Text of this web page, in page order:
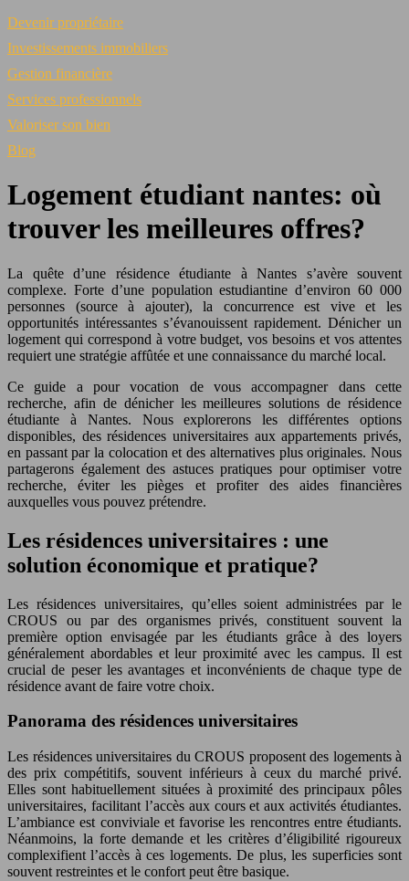
Devenir propriétaire
Investissements immobiliers
Gestion financière
Services professionnels
Valoriser son bien
Blog
Logement étudiant nantes: où
trouver les meilleures offres?
La quête d’une résidence étudiante à Nantes s’avère souvent
complexe. Forte d’une population estudiantine d’environ 60 000
personnes (source à ajouter), la concurrence est vive et les
opportunités intéressantes s’évanouissent rapidement. Dénicher un
logement qui correspond à votre budget, vos besoins et vos attentes
requiert une stratégie affûtée et une connaissance du marché local.
Ce guide a pour vocation de vous accompagner dans cette
recherche, afin de dénicher les meilleures solutions de résidence
étudiante à Nantes. Nous explorerons les différentes options
disponibles, des résidences universitaires aux appartements privés,
en passant par la colocation et des alternatives plus originales. Nous
partagerons également des astuces pratiques pour optimiser votre
recherche, éviter les pièges et profiter des aides financières
auxquelles vous pouvez prétendre.
Les résidences universitaires : une
solution économique et pratique?
Les résidences universitaires, qu’elles soient administrées par le
CROUS ou par des organismes privés, constituent souvent la
première option envisagée par les étudiants grâce à des loyers
généralement abordables et leur proximité avec les campus. Il est
crucial de peser les avantages et inconvénients de chaque type de
résidence avant de faire votre choix.
Panorama des résidences universitaires
Les résidences universitaires du CROUS proposent des logements à
des prix compétitifs, souvent inférieurs à ceux du marché privé.
Elles sont habituellement situées à proximité des principaux pôles
universitaires, facilitant l’accès aux cours et aux activités étudiantes.
L’ambiance est conviviale et favorise les rencontres entre étudiants.
Néanmoins, la forte demande et les critères d’éligibilité rigoureux
complexifient l’accès à ces logements. De plus, les superficies sont
souvent restreintes et le confort peut être basique.